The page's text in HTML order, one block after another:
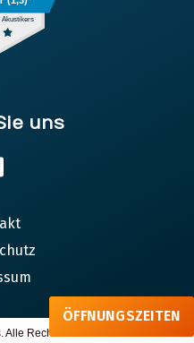
Akustikers
uns
ÖFFNUNGSZEITEN
Rechte vorbehalten